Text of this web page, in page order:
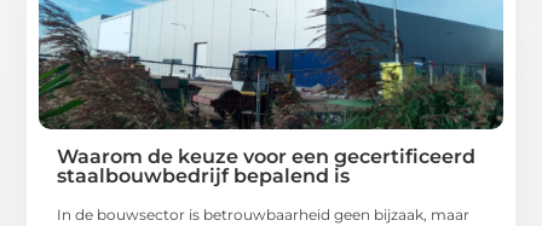
Waarom de keuze voor een gecertificeerd
staalbouwbedrijf bepalend is
In de bouwsector is betrouwbaarheid geen bijzaak, maar